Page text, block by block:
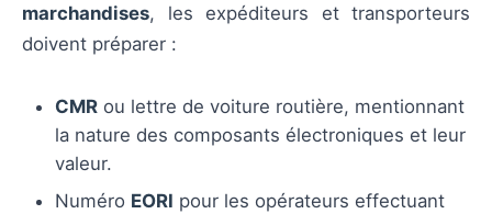
marchandises, les expéditeurs et transporteurs
doivent préparer :
CMR ou lettre de voiture routière, mentionnant
la nature des composants électroniques et leur
valeur.
Numéro EORI pour les opérateurs effectuant